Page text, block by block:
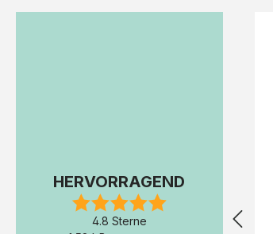
HERVORRAGEND
4.8 Sterne